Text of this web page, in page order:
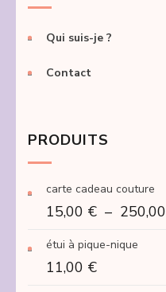
Qui suis-je ?
Contact
PRODUITS
carte cadeau couture
15,00 € – 250,00
étui à pique-nique
11,00 €